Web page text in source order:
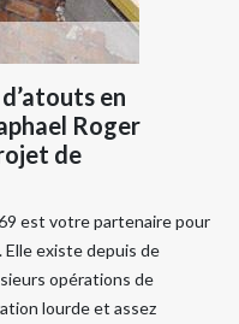
en
Roger
de
est votre partenaire pour
existe depuis de
opérations de
lourde et assez